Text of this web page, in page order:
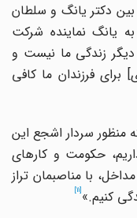
دکتر یانگ و سلطان
یانگ نماینده شرکت
زندگی ما نیست و
برای فرزندان ما کافی
سردار اشجع این
حکومت و کارهای
با مناصبمان تراز
کنیم.»